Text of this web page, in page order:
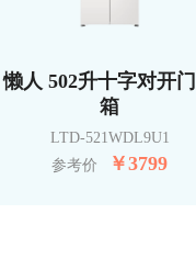
懒人 502升十字对开
箱
LTD-521WDL9U1
参考价
￥3799